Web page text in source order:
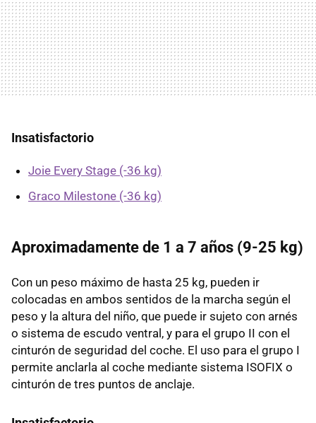
Insatisfactorio
Joie Every Stage (-36 kg)
Graco Milestone (-36 kg)
Aproximadamente de 1 a 7 años (9-25 kg)
Con un peso máximo de hasta 25 kg, pueden ir
colocadas en ambos sentidos de la marcha según el
peso y la altura del niño, que puede ir sujeto con arnés
o sistema de escudo ventral, y para el grupo II con el
cinturón de seguridad del coche. El uso para el grupo I
permite anclarla al coche mediante sistema ISOFIX o
cinturón de tres puntos de anclaje.